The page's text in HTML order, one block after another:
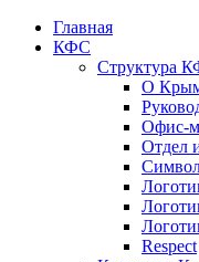
Главная
КФС
Структура
О
Офис-
Отдел
Respect